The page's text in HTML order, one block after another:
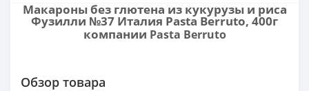
Макароны без глютена из кукурузы и риса
Фузилли №37 Италия Pasta Berruto, 400г
компании Pasta Berruto
Обзор товара